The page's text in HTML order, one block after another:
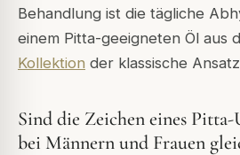
Behandlung ist die tägliche
einem Pitta-geeigneten Öl aus
Kollektion der klassische
Sind die Zeichen eines
bei Männern und Frauen